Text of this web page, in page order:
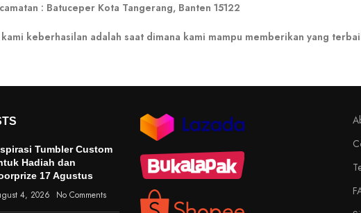
: Batuceper Kota Tangerang, Banten 15122
keberhasilan adalah saat dimana kami mampu memberikan yang
Tumbler Custom
Hadiah dan
17 Agustus
4, 2026 No Comments